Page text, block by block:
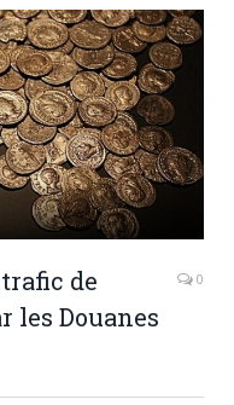
de
les Douanes
0